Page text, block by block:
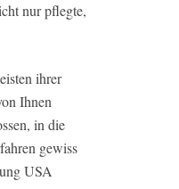
nur pflegte,
ihrer
Ihnen
in die
gewiss
USA